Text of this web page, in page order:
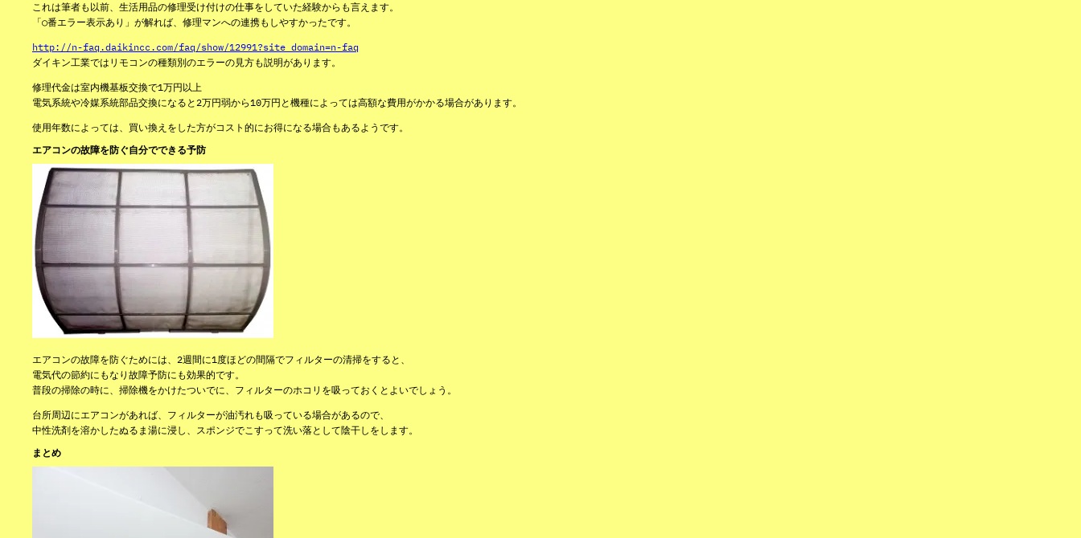
これは筆者も以前、生活用品の修理受け付けの仕事をしていた経験からも言えます。
「○番エラー表示あり」が解れば、修理マンへの連携もしやすかったです。
http://n-faq.daikincc.com/faq/show/12991?site_domain=n-faq
ダイキン工業ではリモコンの種類別のエラーの見方も説明があります。
修理代金は室内機基板交換で1万円以上
電気系統や冷媒系統部品交換になると2万円弱から10万円と機種によっては高額な費用がかかる場合があります。
使用年数によっては、買い換えをした方がコスト的にお得になる場合もあるようです。
エアコンの故障を防ぐ自分でできる予防
エアコンの故障を防ぐためには、2週間に1度ほどの間隔でフィルターの清掃をすると、
電気代の節約にもなり故障予防にも効果的です。
普段の掃除の時に、掃除機をかけたついでに、フィルターのホコリを吸っておくとよいでしょう。
台所周辺にエアコンがあれば、フィルターが油汚れも吸っている場合があるので、
中性洗剤を溶かしたぬるま湯に浸し、スポンジでこすって洗い落として陰干しをします。
まとめ